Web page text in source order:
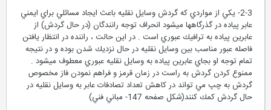
2-3- يكي از مواردي كه گردش وسايل نقليه باعث ايجاد مسائلي براي ايمني
عابر پياده در گذرگاهها ميشود انحراف توجه رانندگان (در حال گردش) از
عابرين پياده به ترافيك عبوري است . در اين حالت ، راننده در انتظار يافتن
فاصله عبور مناسب بين وسايل نقليه در حال نزديك شدن بوده و در نتيجه
تمام توجه او بجاي عابرين پياده به وسايل نقليه عبوري معطوف ميشود .
ممنوع كردن گردش به راست در زمان قرمز و فراهم نمودن فاز مخصوص
گردش به چپ مي تواند در كاهش تعداد تصادفات عابر به وسايل نقليه در
حال گردش كمك كنند(شكل صفحه 147- مباني فني)